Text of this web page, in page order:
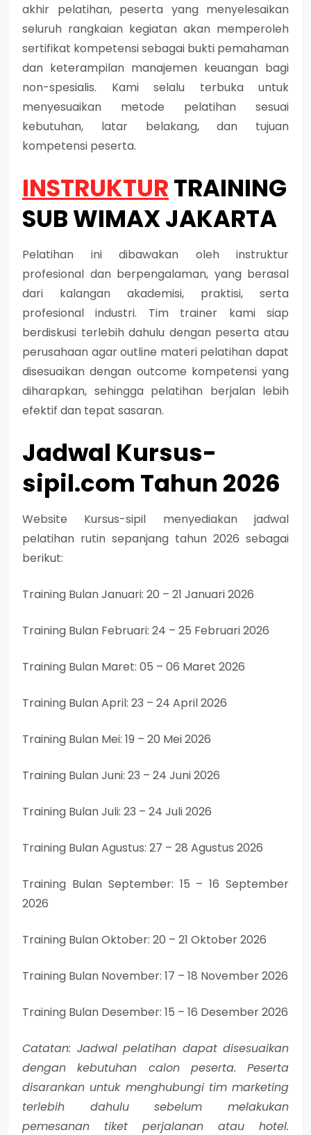
akhir pelatihan, peserta yang menyelesaikan
seluruh rangkaian kegiatan akan memperoleh
sertifikat kompetensi sebagai bukti pemahaman
dan keterampilan manajemen keuangan bagi
non-spesialis. Kami selalu terbuka untuk
menyesuaikan metode pelatihan sesuai
kebutuhan, latar belakang, dan tujuan
kompetensi peserta.
INSTRUKTURTRAINING
SUB WIMAX JAKARTA
Pelatihan ini dibawakan oleh instruktur
profesional dan berpengalaman, yang berasal
dari kalangan akademisi, praktisi, serta
profesional industri. Tim trainer kami siap
berdiskusi terlebih dahulu dengan peserta atau
perusahaan agar outline materi pelatihan dapat
disesuaikan dengan outcome kompetensi yang
diharapkan, sehingga pelatihan berjalan lebih
efektif dan tepat sasaran.
Jadwal Kursus-
sipil.com Tahun 2026
Website Kursus-sipil menyediakan jadwal
pelatihan rutin sepanjang tahun 2026 sebagai
berikut:
Training Bulan Januari: 20 – 21 Januari 2026
Training Bulan Februari: 24 – 25 Februari 2026
Training Bulan Maret: 05 – 06 Maret 2026
Training Bulan April: 23 – 24 April 2026
Training Bulan Mei: 19 – 20 Mei 2026
Training Bulan Juni: 23 – 24 Juni 2026
Training Bulan Juli: 23 – 24 Juli 2026
Training Bulan Agustus: 27 – 28 Agustus 2026
Training Bulan September: 15 – 16 September
2026
Training Bulan Oktober: 20 – 21 Oktober 2026
Training Bulan November: 17 – 18 November 2026
Training Bulan Desember: 15 – 16 Desember 2026
Catatan: Jadwal pelatihan dapat disesuaikan
dengan kebutuhan calon peserta. Peserta
disarankan untuk menghubungi tim marketing
terlebih dahulu sebelum melakukan
pemesanan tiket perjalanan atau hotel.